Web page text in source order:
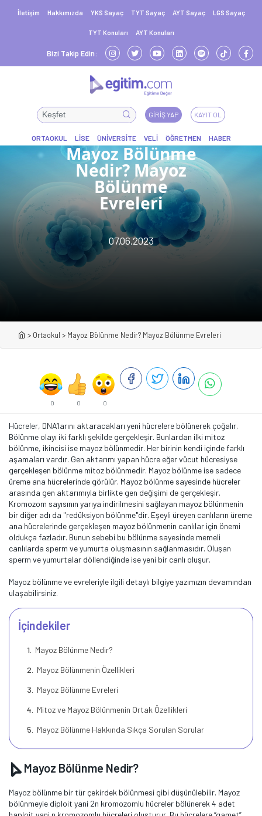
İletişim Hakkımızda YKS Sayaç TYT Sayaç AYT Sayaç LGS Sayaç
TYT Konuları AYT Konuları
Bizi Takip Edin:
GIRIŞ YAP KAYIT OL
Mayoz Bölünme
Nedir? Mayoz
Bölünme
Evreleri
07.06.2023
> Ortaokul > Mayoz Bölünme Nedir? Mayoz Bölünme Evreleri
0 0 0
Hücreler, DNA’larını aktaracakları yeni hücrelere bölünerek çoğalır.
Bölünme olayı iki farklı şekilde gerçekleşir. Bunlardan ilki mitoz
bölünme, ikincisi ise mayoz bölünmedir. Her birinin kendi içinde farklı
aşamaları vardır. Gen aktarımı yapan hücre eğer vücut hücresiyse
gerçekleşen bölünme mitoz bölünmedir. Mayoz bölünme ise sadece
üreme ana hücrelerinde görülür. Mayoz bölünme sayesinde hücreler
arasında gen aktarımıyla birlikte gen değişimi de gerçekleşir.
Kromozom sayısının yarıya indirilmesini sağlayan mayoz bölünmenin
bir diğer adı da "redüksiyon bölünme"dir. Eşeyli üreyen canlıların üreme
ana hücrelerinde gerçekleşen mayoz bölünmenin canlılar için önemi
oldukça fazladır. Bunun sebebi bu bölünme sayesinde memeli
canlılarda sperm ve yumurta oluşmasının sağlanmasıdır. Oluşan
sperm ve yumurtalar döllendiğinde ise yeni bir canlı oluşur.
Mayoz bölünme ve evreleriyle ilgili detaylı bilgiye yazımızın devamından
ulaşabilirsiniz.
İçindekiler
Mayoz Bölünme Nedir?
Mayoz Bölünmenin Özellikleri
Mayoz Bölünme Evreleri
Mitoz ve Mayoz Bölünmenin Ortak Özellikleri
Mayoz Bölünme Hakkında Sıkça Sorulan Sorular
Mayoz Bölünme Nedir?
Mayoz bölünme bir tür çekirdek bölünmesi gibi düşünülebilir. Mayoz
bölünmeyle diploit yani 2n kromozomlu hücreler bölünerek 4 adet